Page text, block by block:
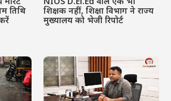
तिथि
शिक्षक नहीं, शिक्षा विभाग ने राज्य
मुख्यालय को भेजी रिपोर्ट